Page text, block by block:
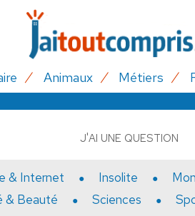
Animaux Métiers
J'AI UNE QUESTION
& Internet Insolite
& Beauté
Sciences